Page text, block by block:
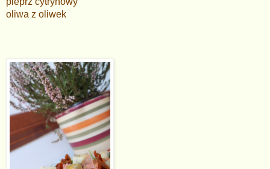
oliwa z oliwek